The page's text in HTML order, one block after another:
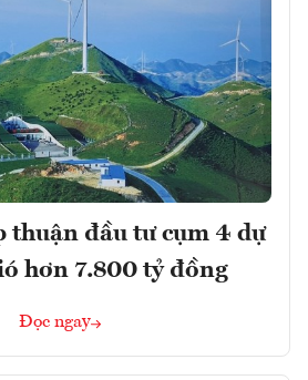
thuận đầu tư cụm 4 dự
hơn 7.800 tỷ đồng
Đọc ngay